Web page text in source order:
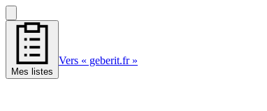
Mes listes
Vers « geberit.fr »